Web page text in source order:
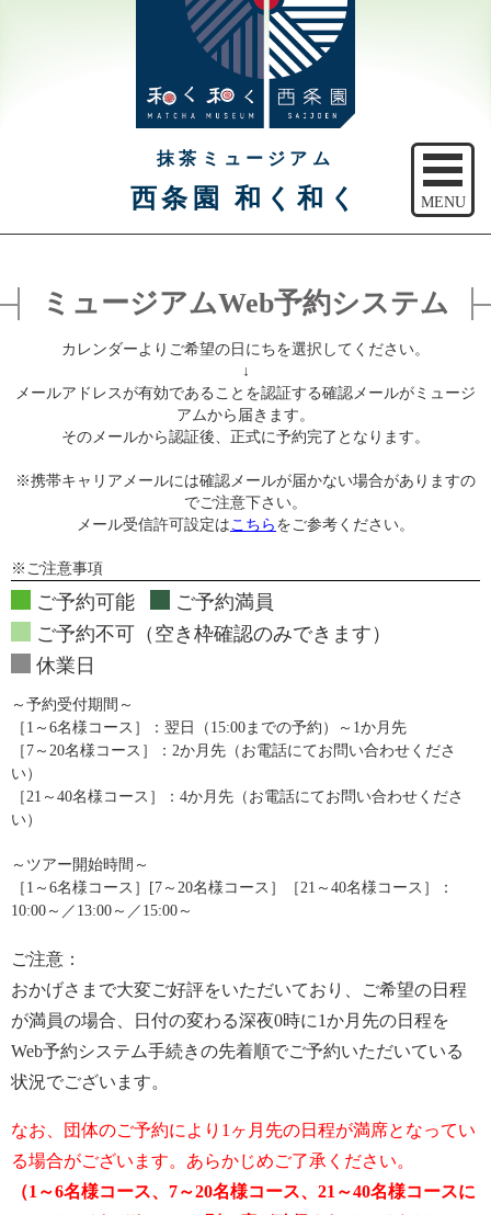
抹茶ミュージアム
西条園 和く和く MENU
ご予約
アクセス
注意事項
ミュージアムWeb予約システム
カレンダーよりご希望の日にちを選択してください。
↓
メールアドレスが有効であることを認証する確認メールがミュージ
アムから届きます。
そのメールから認証後、正式に予約完了となります。
※携帯キャリアメールには確認メールが届かない場合がありますの
でご注意下さい。
メール受信許可設定はこちら をご参考ください。
※ご注意事項
ご予約可能
ご予約満員
ご予約不可（空き枠確認のみできます）
休業日
～予約受付期間～
［1～6名様コース］：翌日（15:00までの予約）～1か月先
［7～20名様コース］：2か月先（お電話にてお問い合わせくださ
い）
［21～40名様コース］：4か月先（お電話にてお問い合わせくださ
い）
～ツアー開始時間～
［1～6名様コース］[7～20名様コース］［21～40名様コース］：
10:00～／13:00～／15:00～
ご注意：
おかげさまで大変ご好評をいただいており、ご希望の日程
が満員の場合、日付の変わる深夜0時に1か月先の日程を
Web予約システム手続きの先着順でご予約いただいている
状況でございます。
なお、団体のご予約により1ヶ月先の日程が満席となってい
る場合がございます。あらかじめご了承ください。
（1～6名様コース、7～20名様コース、21～40名様コースに